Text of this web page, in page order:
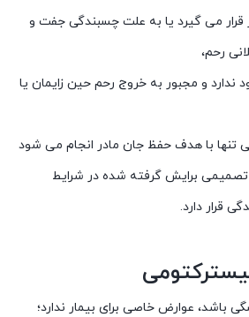
می گیرد یا به علت چسبندگی جفت و
رحم،
ندارد و مجبور به خروج رحم حین زایمان یا
تنها با هدف حفظ جان مادر انجام می شود
برایش گرفته شده در شرایط
قرار دارد.
باشد، عوارض خاصی برای بیمار ندارد؛